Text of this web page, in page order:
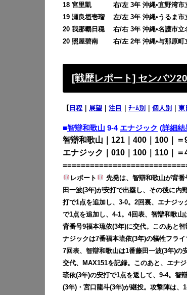
18 宮里凱 右/左 3年 沖縄•宜野湾市
19 瀬良垣壱瑠 左/左 3年 沖縄•うるま市
20 我那覇日穏 右/右 3年 沖縄•名護市
20 照屋碧南 右/左 2年 沖縄•与那原町
[戦歴レポート] センバツ
【 日程 ｜ 展望 ｜ 注目 ｜ ﾁｰﾑ別 ｜ 個人別 ｜ 東
■智辯和歌山 9-4 エナジック (詳細結
智辯和歌山｜121｜400｜100｜＝
エナジック｜010｜100｜110｜＝
レポート
先発は、智辯和歌山が背
田一波(3年)が安打で出塁し、その後に内
打で1点を追加し、3-0。2回裏、エナジ
で1点を追加し、4-1。4回表、智辯和歌
背番号9福本琉依(3年)に交代。このあと
ナジックは7番福本琉依(3年)の犠牲フラ
7回表、智辯和歌山は1番藤田一波(3年)の
交代、MAX151を記録。このあと、エナ
琉依(3年)の安打で1点を返して、9-4。智
(3年)・宮口龍斗(3年)が継投。攻撃陣は